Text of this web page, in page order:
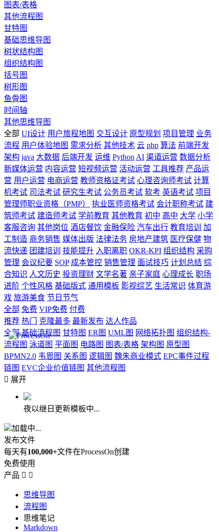
图表/表格
其他流程图
甘特图
基础思维导图
树状结构图
组织结构图
括号图
树形图
鱼骨图
时间轴
其他思维导图
全部 UI设计 用户旅程地图 交互设计 原型规划 项目管理 业务
流程 用户体验地图 需求分析 其他技术 云 php 算法 前端开发
架构 java 大数据 后端开发 运维 Python AI 渠道运营 数据分析
新媒体运营 内容运营 短视频运营 活动运营 工具推荐 产品运
营 用户运营 电商运营 教师资格证考试 心理咨询师考试 计算
机考试 司法考试 研究生考试 公务员考试 软考 英语考试 项目
管理师职业资格（PMP）
执业医师资格考试 会计职称考试 建
筑师考试 建造师考试 学前教育 其他教育 初中 高中 大学 小学
客服咨询 其他岗位 酒店餐饮 金融保险 汽车出行 教育培训
加
工制造 商务销售 媒体出版 法律法务 房地产建筑 医疗保健 物
流快递 团建培训 技能提升 入职离职 OKR-KPI 组织结构 采购
管理 会议纪要 SOP 成本管控 销售管理 面试技巧 计划总结 综
合知识 人文历史 投资理财 文学名著 亲子家庭 心理成长 职场
进阶 个性风格 基础版式 通用模板 影视综艺 生活常识 体育游
戏 旅游美食 节日节气
全部 免费 VIP免费 付费
推荐 热门 克隆最多 最新发布 达人作品
全部 基础流程图 甘特图 ER图 UML图 网络拓扑图 组织结构-
流程图 泳道图 平面图 电路图 图表/表格 架构图 原型图
BPMN2.0 韦恩图 关系图 逻辑图 魏朱商业模式 EPC事件过程
链图 EVC企业价值链图 其他流程图
 展开
夜以继日更新模板中...
加载中...
发布文件
每天有100,000+文件在ProcessOn创建
免费使用
产品  
思维导图
流程图
思维笔记
Markdown